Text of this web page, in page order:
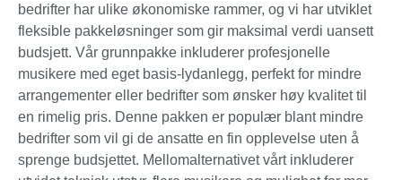
bedrifter har ulike økonomiske rammer, og vi har utviklet
fleksible pakkeløsninger som gir maksimal verdi uansett
budsjett. Vår grunnpakke inkluderer profesjonelle
musikere med eget basis-lydanlegg, perfekt for mindre
arrangementer eller bedrifter som ønsker høy kvalitet til
en rimelig pris. Denne pakken er populær blant mindre
bedrifter som vil gi de ansatte en fin opplevelse uten å
sprenge budsjettet. Mellomalternativet vårt inkluderer